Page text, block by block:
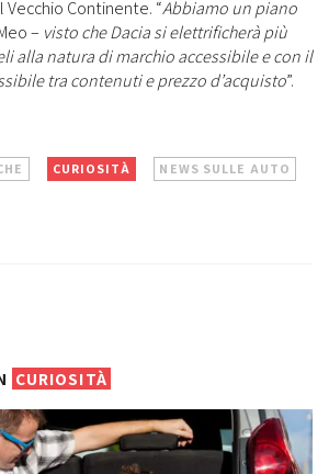
Continente. “Abbiamo un piano
– visto che Dacia si elettrificherà più
alla natura di marchio accessibile e con il
tra contenuti e prezzo d’acquisto”.
CURIOSITÀ
NEWS SULLE AUTO
CURIOSITÀ